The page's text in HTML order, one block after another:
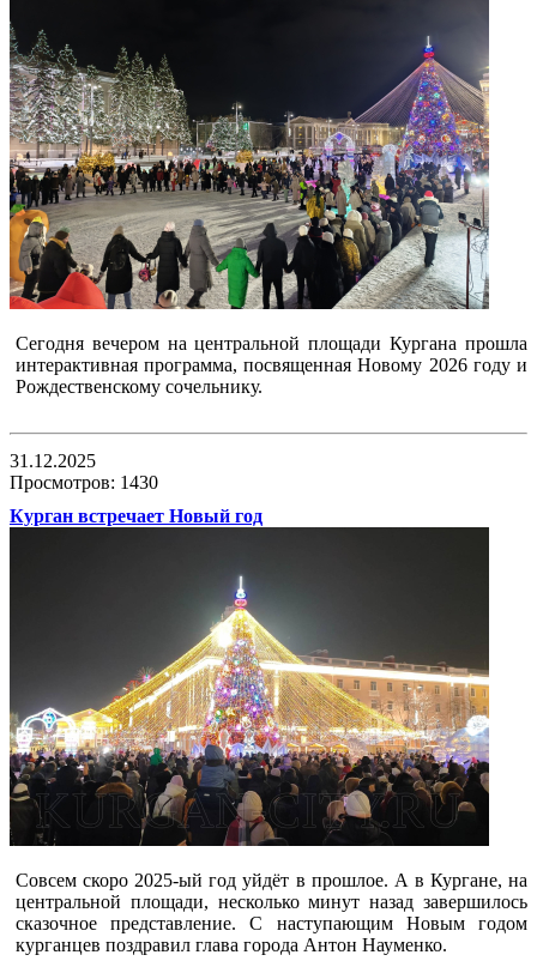
Сегодня вечером на центральной площади Кургана прошла
интерактивная программа, посвященная Новому 2026 году и
Рождественскому сочельнику.
31.12.2025
Просмотров: 1430
Курган встречает Новый год
Совсем скоро 2025-ый год уйдёт в прошлое. А в Кургане, на
центральной площади, несколько минут назад завершилось
сказочное представление. С наступающим Новым годом
курганцев поздравил глава города Антон Науменко.